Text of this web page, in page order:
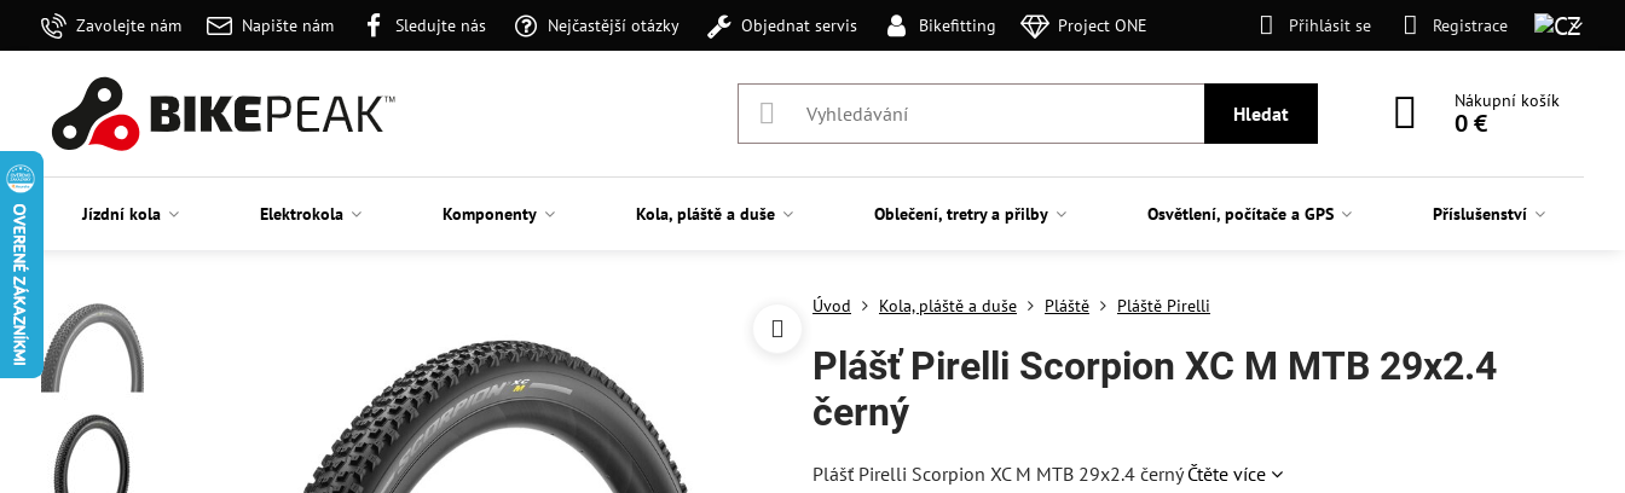
Zavolejte nám Napište nám Sledujte nás Nejčastější otázky Objednat servis Bikefitting Project ONE Přihlásit se Registrace
Hledat
Nákupní košík
0 €
Jízdní kola Elektrokola Komponenty Kola, pláště a duše Oblečení, tretry a přilby Osvětlení, počítače a GPS Příslušenství
Úvod Kola, pláště a duše Pláště Pláště Pirelli
Plášť Pirelli Scorpion XC M MTB 29x2.4
černý
Plášť Pirelli Scorpion XC M MTB 29x2.4 černýČtěte více